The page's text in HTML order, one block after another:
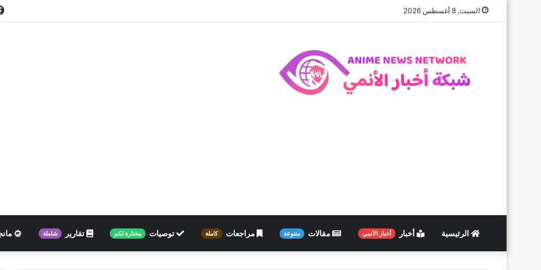
السبت, 8 أغسطس 2026
الرئيسية أخبار أخبار الأنمي مقالات متنوعة مراجعات كاملة توصيات مختارة لكم تقارير شاملة